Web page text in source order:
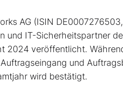
AG (ISIN
und IT-Sicherheitspartner
2024 veröffentlicht.
und
wird bestätigt.